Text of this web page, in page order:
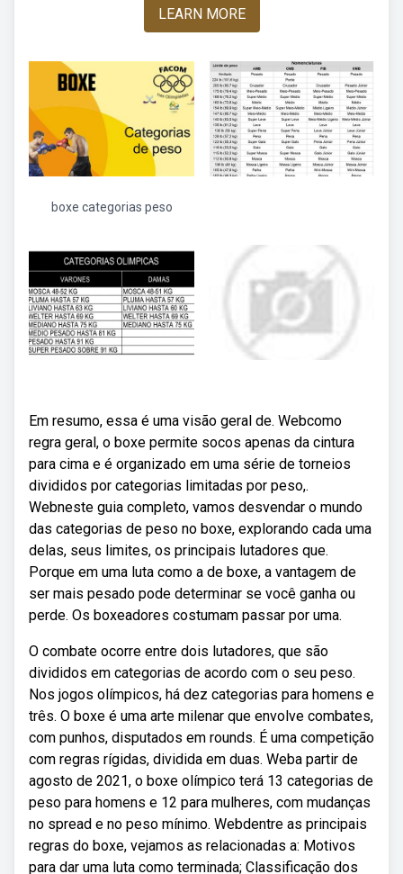
LEARN MORE
boxe categorias peso
Em resumo, essa é uma visão geral de. Webcomo
regra geral, o boxe permite socos apenas da cintura
para cima e é organizado em uma série de torneios
divididos por categorias limitadas por peso,.
Webneste guia completo, vamos desvendar o mundo
das categorias de peso no boxe, explorando cada uma
delas, seus limites, os principais lutadores que.
Porque em uma luta como a de boxe, a vantagem de
ser mais pesado pode determinar se você ganha ou
perde. Os boxeadores costumam passar por uma.
O combate ocorre entre dois lutadores, que são
divididos em categorias de acordo com o seu peso.
Nos jogos olímpicos, há dez categorias para homens e
três. O boxe é uma arte milenar que envolve combates,
com punhos, disputados em rounds. É uma competição
com regras rígidas, dividida em duas. Weba partir de
agosto de 2021, o boxe olímpico terá 13 categorias de
peso para homens e 12 para mulheres, com mudanças
no spread e no peso mínimo. Webdentre as principais
regras do boxe, vejamos as relacionadas a: Motivos
para dar uma luta como terminada; Classificação dos